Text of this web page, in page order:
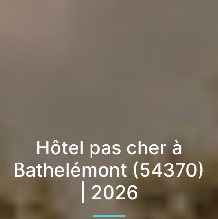
Hôtel pas cher à
Bathelémont (54370)
| 2026